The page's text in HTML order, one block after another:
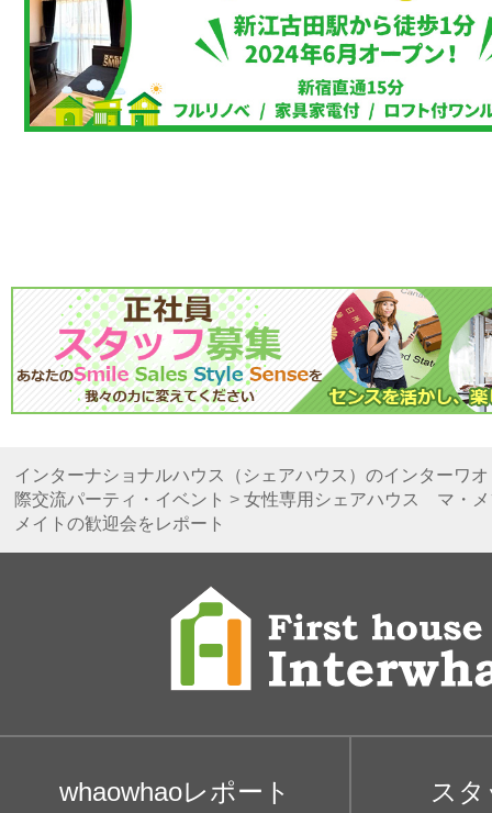
インターナショナルハウス（シェアハウス）のインターワオ
際交流パーティ・イベント > 女性専用シェアハウス マ・メ
メイトの歓迎会をレポート
whaowhaoレポート ス